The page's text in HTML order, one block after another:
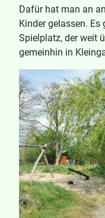
Dafür hat man an
Kinder gelassen.
Spielplatz, der weit
gemeinhin in